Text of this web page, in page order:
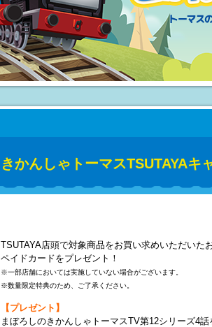
きかんしゃトーマスTSUTAYAキ
TSUTAYA店頭で対象商品をお買い求めいただいた
ペイドカードをプレゼント！
※一部店舗においては実施していない場合がございます。
※数量限定特典のため、ご了承ください。
【プレゼント】
まぼろしのきかんしゃトーマスTV第12シリーズ4